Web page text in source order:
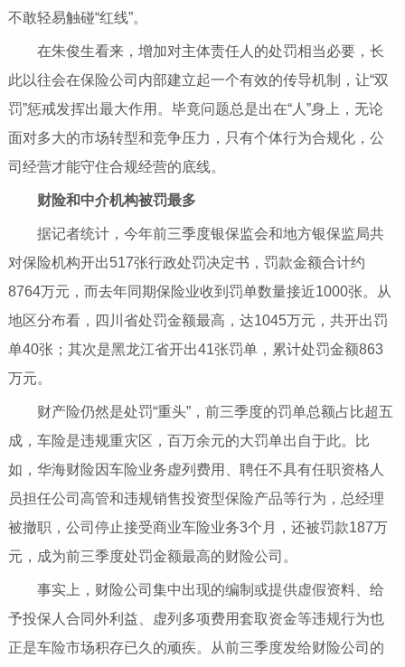
不敢轻易触碰“红线”。
在朱俊生看来，增加对主体责任人的处罚相当必要，长
此以往会在保险公司内部建立起一个有效的传导机制，让“双
罚”惩戒发挥出最大作用。毕竟问题总是出在“人”身上，无论
面对多大的市场转型和竞争压力，只有个体行为合规化，公
司经营才能守住合规经营的底线。
财险和中介机构被罚最多
据记者统计，今年前三季度银保监会和地方银保监局共
对保险机构开出517张行政处罚决定书，罚款金额合计约
8764万元，而去年同期保险业收到罚单数量接近1000张。从
地区分布看，四川省处罚金额最高，达1045万元，共开出罚
单40张；其次是黑龙江省开出41张罚单，累计处罚金额863
万元。
财产险仍然是处罚“重头”，前三季度的罚单总额占比超五
成，车险是违规重灾区，百万余元的大罚单出自于此。比
如，华海财险因车险业务虚列费用、聘任不具有任职资格人
员担任公司高管和违规销售投资型保险产品等行为，总经理
被撤职，公司停止接受商业车险业务3个月，还被罚款187万
元，成为前三季度处罚金额最高的财险公司。
事实上，财险公司集中出现的编制或提供虚假资料、给
予投保人合同外利益、虚列多项费用套取资金等违规行为也
正是车险市场积存已久的顽疾。从前三季度发给财险公司的